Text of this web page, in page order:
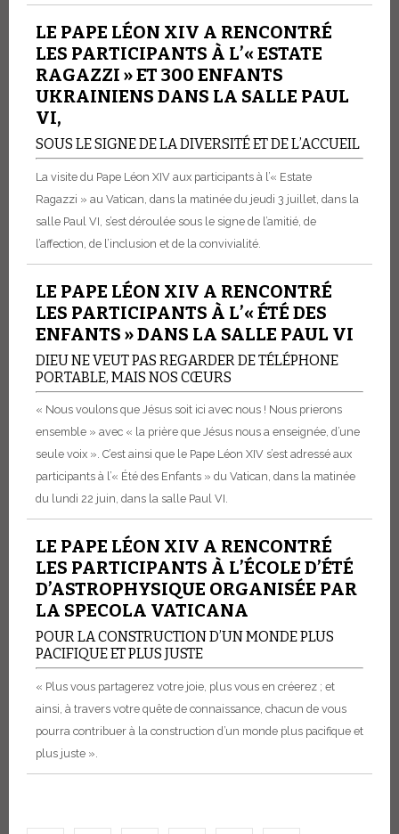
LE PAPE LÉON XIV A RENCONTRÉ
LES PARTICIPANTS À L’« ESTATE
RAGAZZI » ET 300 ENFANTS
UKRAINIENS DANS LA SALLE PAUL
VI,
SOUS LE SIGNE DE LA DIVERSITÉ ET DE L’ACCUEIL
La visite du Pape Léon XIV aux participants à l’« Estate
Ragazzi » au Vatican, dans la matinée du jeudi 3 juillet, dans la
salle Paul VI, s’est déroulée sous le signe de l’amitié, de
l’affection, de l’inclusion et de la convivialité.
LE PAPE LÉON XIV A RENCONTRÉ
LES PARTICIPANTS À L’« ÉTÉ DES
ENFANTS » DANS LA SALLE PAUL VI
DIEU NE VEUT PAS REGARDER DE TÉLÉPHONE
PORTABLE, MAIS NOS CŒURS
« Nous voulons que Jésus soit ici avec nous ! Nous prierons
ensemble » avec « la prière que Jésus nous a enseignée, d’une
seule voix ». C’est ainsi que le Pape Léon XIV s’est adressé aux
participants à l’« Été des Enfants » du Vatican, dans la matinée
du lundi 22 juin, dans la salle Paul VI.
LE PAPE LÉON XIV A RENCONTRÉ
LES PARTICIPANTS À L’ÉCOLE D’ÉTÉ
D’ASTROPHYSIQUE ORGANISÉE PAR
LA SPECOLA VATICANA
POUR LA CONSTRUCTION D’UN MONDE PLUS
PACIFIQUE ET PLUS JUSTE
« Plus vous partagerez votre joie, plus vous en créerez ; et
ainsi, à travers votre quête de connaissance, chacun de vous
pourra contribuer à la construction d’un monde plus pacifique et
plus juste ».